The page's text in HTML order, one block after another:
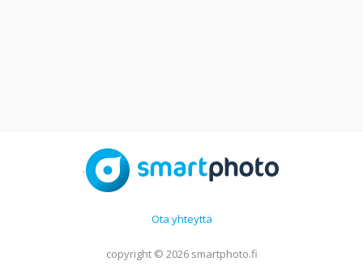
.
Ota yhteyttä
copyright © 2026 smartphoto.fi